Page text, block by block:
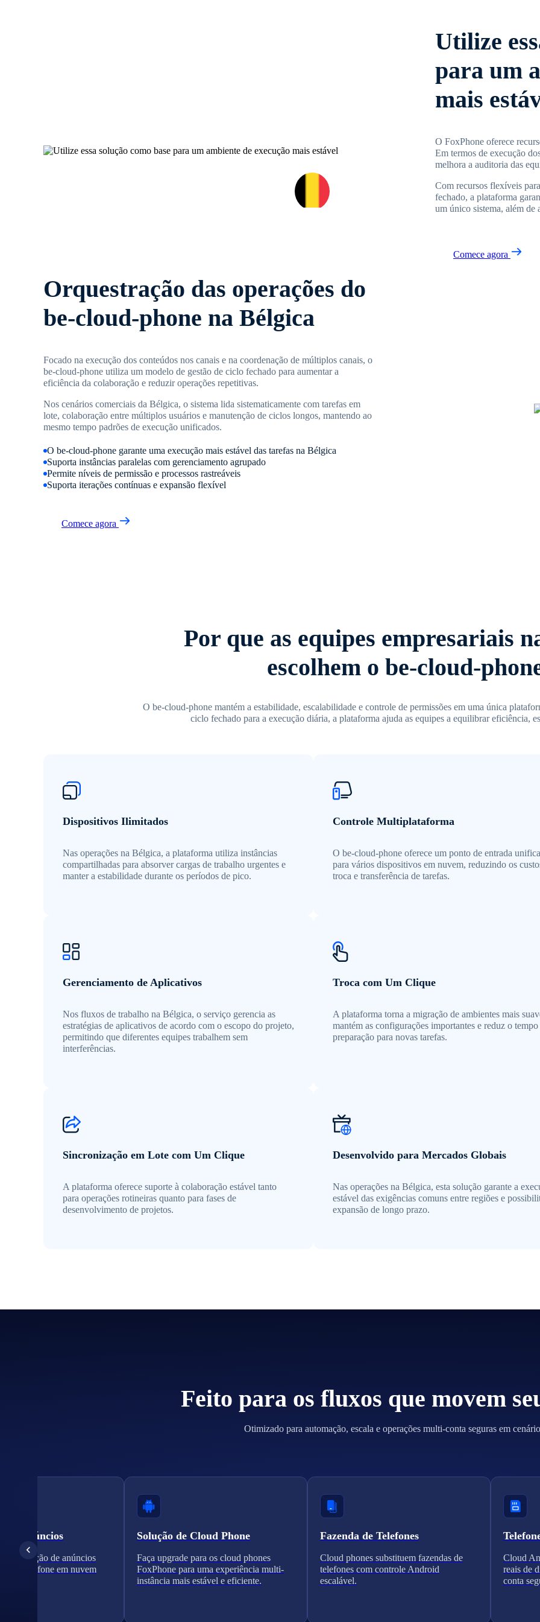
Utilize
para um
mais
O FoxPhone oferece
Em termos de execução
melhora a auditoria das
Com recursos flexíveis
fechado, a plataforma
um único sistema, além de
Comece agora
Orquestração das operações do
be-cloud-phone na Bélgica
Focado na execução dos conteúdos nos canais e na coordenação de múltiplos canais, o
be-cloud-phone utiliza um modelo de gestão de ciclo fechado para aumentar a
eficiência da colaboração e reduzir operações repetitivas.
Nos cenários comerciais da Bélgica, o sistema lida sistematicamente com tarefas em
lote, colaboração entre múltiplos usuários e manutenção de ciclos longos, mantendo ao
mesmo tempo padrões de execução unificados.
O be-cloud-phone garante uma execução mais estável das tarefas na Bélgica
Suporta instâncias paralelas com gerenciamento agrupado
Permite níveis de permissão e processos rastreáveis
Suporta iterações contínuas e expansão flexível
Comece agora
Por que as equipes empresariais
escolhem o be-cloud-
O be-cloud-phone mantém a estabilidade, escalabilidade e controle de permissões em uma única
ciclo fechado para a execução diária, a plataforma ajuda as equipes a equilibrar eficiência,
Dispositivos Ilimitados
Nas operações na Bélgica, a plataforma utiliza instâncias
compartilhadas para absorver cargas de trabalho urgentes e
manter a estabilidade durante os períodos de pico.
Controle Multiplataforma
O be-cloud-phone oferece um ponto de entrada
para vários dispositivos em nuvem, reduzindo os
troca e transferência de tarefas.
Gerenciamento de Aplicativos
Nos fluxos de trabalho na Bélgica, o serviço gerencia as
estratégias de aplicativos de acordo com o escopo do projeto,
permitindo que diferentes equipes trabalhem sem
interferências.
Troca com Um Clique
A plataforma torna a migração de ambientes mais
mantém as configurações importantes e reduz o tempo
preparação para novas tarefas.
Sincronização em Lote com Um Clique
A plataforma oferece suporte à colaboração estável tanto
para operações rotineiras quanto para fases de
desenvolvimento de projetos.
Desenvolvido para Mercados Globais
Nas operações na Bélgica, esta solução garante a
estável das exigências comuns entre regiões e
expansão de longo prazo.
Feito para os fluxos que movem
Otimizado para automação, escala e operações multi-conta seguras em
de anúncios
verificação de anúncios
de telefone em nuvem
Solução de Cloud Phone
Faça upgrade para os cloud phones
FoxPhone para uma experiência multi-
instância mais estável e eficiente.
Fazenda de Telefones
Cloud phones substituem fazendas de
telefones com controle Android
escalável.
Cloud
reais de
conta